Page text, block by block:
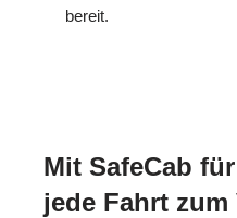
bereit.
Mit SafeCab
jede Fahrt zum